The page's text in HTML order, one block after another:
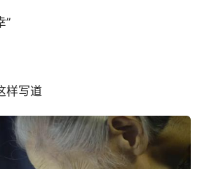
”
样写道